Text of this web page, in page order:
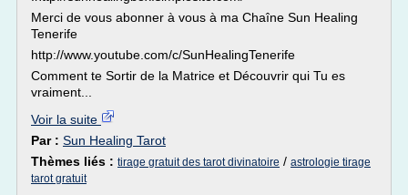
Merci de vous abonner à vous à ma Chaîne Sun Healing
Tenerife
http://www.youtube.com/c/SunHealingTenerife
Comment te Sortir de la Matrice et Découvrir qui Tu es
vraiment...
Voir la suite
Par : Sun Healing Tarot
Thèmes liés : tirage gratuit des tarot divinatoire / astrologie tirage
tarot gratuit